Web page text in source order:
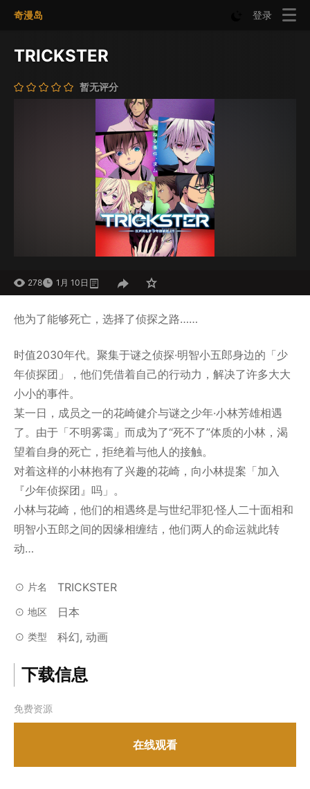
奇漫岛 登录
TRICKSTER
暂无评分
278 1月 10日
他为了能够死亡，选择了侦探之路……
时值2030年代。聚集于谜之侦探·明智小五郎身边的「少
年侦探团」，他们凭借着自己的行动力，解决了许多大大
小小的事件。
某一日，成员之一的花崎健介与谜之少年·小林芳雄相遇
了。由于「不明雾霭」而成为了“死不了”体质的小林，渴
望着自身的死亡，拒绝着与他人的接触。
对着这样的小林抱有了兴趣的花崎，向小林提案「加入
『少年侦探团』吗」。
小林与花崎，他们的相遇终是与世纪罪犯·怪人二十面相和
明智小五郎之间的因缘相缠结，他们两人的命运就此转
动…
片名 TRICKSTER
地区 日本
类型 科幻, 动画
下载信息
免费资源
在线观看